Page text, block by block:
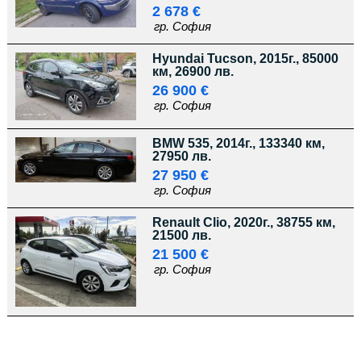
2 678 €
гр. София
Hyundai Tucson, 2015г., 85000
км, 26900 лв.
26 900 €
гр. София
BMW 535, 2014г., 133340 км,
27950 лв.
27 950 €
гр. София
Renault Clio, 2020г., 38755 км,
21500 лв.
21 500 €
гр. София